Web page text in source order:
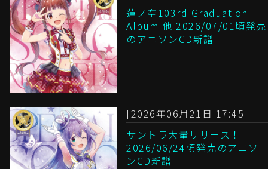
蓮ノ空103rd Graduation
Album 他 2026/07/01頃発売
のアニソンCD新譜
[2026年06月21日 17:45]
サントラ大量リリース！
2026/06/24頃発売のアニソ
ンCD新譜